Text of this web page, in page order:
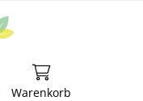
Warenkorb
Warenkorb